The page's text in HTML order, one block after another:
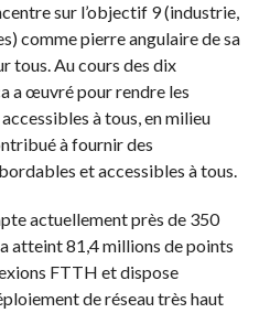
sur l’objectif 9 (industrie,
comme pierre angulaire de sa
tous. Au cours des dix
a œuvré pour rendre les
à tous, en milieu
à fournir des
et accessibles à tous.
actuellement près de 350
atteint 81,4 millions de points
FTTH et dispose
de réseau très haut